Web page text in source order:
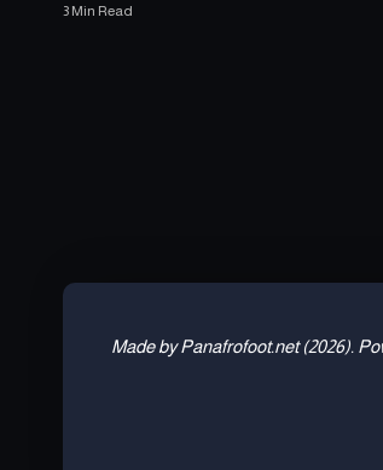
3 Min Read
Made by Panafrofoot.net (2026).